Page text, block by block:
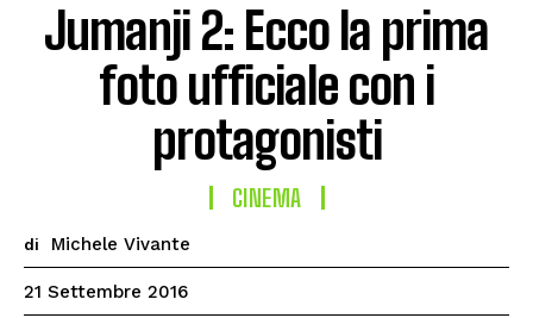
Jumanji 2: Ecco la prima
foto ufficiale con i
protagonisti
CINEMA
di Michele Vivante
21 Settembre 2016